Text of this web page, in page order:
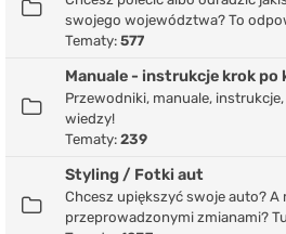
swojego województwa? To
Tematy: 577
Manuale - instrukcje krok po
Przewodniki, manuale,
wiedzy!
Tematy: 239
Styling / Fotki aut
Chcesz upiększyć swoje auto? A
przeprowadzonymi zmianami?